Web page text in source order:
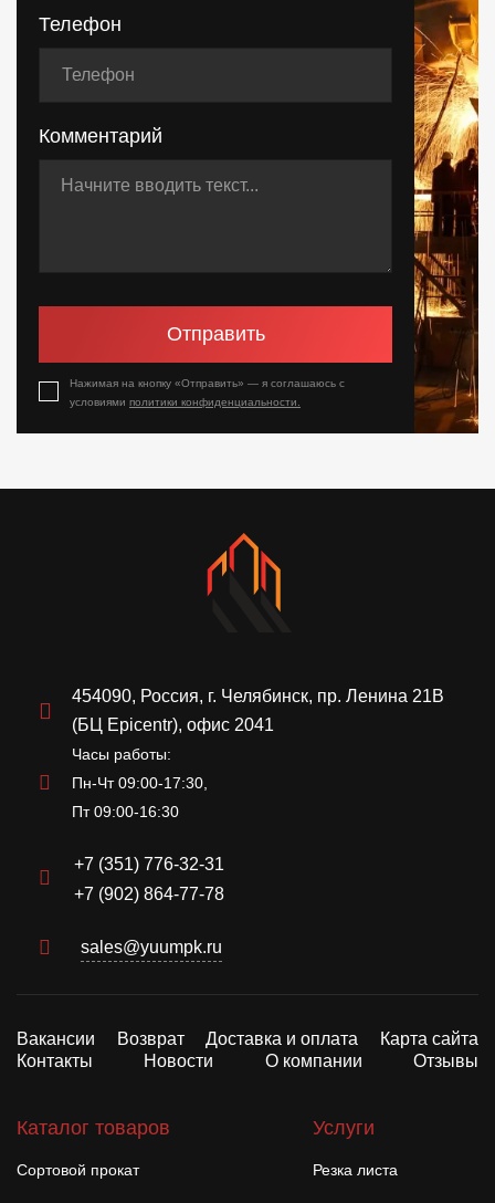
Телефон
Комментарий
Отправить
Нажимая на кнопку «Отправить» — я соглашаюсь с
условиями политики конфиденциальности.
454090, Россия, г. Челябинск, пр. Ленина 21В
(БЦ Epicentr), офис 2041
Часы работы:
Пн-Чт 09:00-17:30,
Пт 09:00-16:30
+7 (351) 776-32-31
+7 (902) 864-77-78
sales@yuumpk.ru
Вакансии Возврат Доставка и оплата
Карта сайта
Контакты
Новости О компании Отзывы
Каталог товаров
Сортовой прокат
Услуги
Резка листа